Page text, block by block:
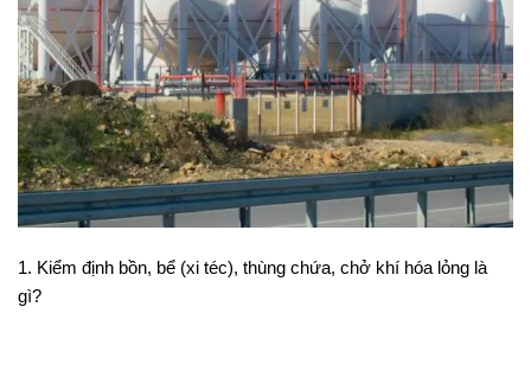
1. Kiểm định bồn, bể (xi téc), thùng chứa, chở khí hóa lỏng là
gì?